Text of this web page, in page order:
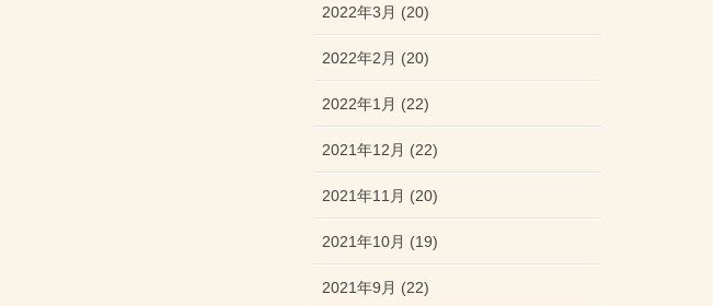
2022年3月 (20)
2022年2月 (20)
2022年1月 (22)
2021年12月 (22)
2021年11月 (20)
2021年10月 (19)
2021年9月 (22)